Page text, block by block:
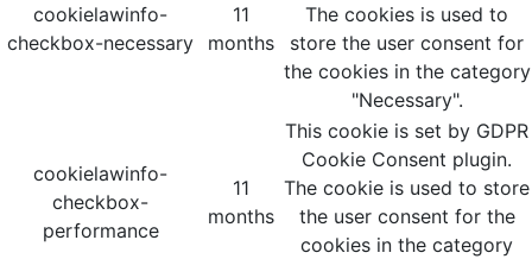
cookielawinfo-
checkbox-necessary
11
months
The cookies is used to
store the user consent for
the cookies in the category
"Necessary".
cookielawinfo-
checkbox-
performance
11
months
This cookie is set by GDPR
Cookie Consent plugin.
The cookie is used to store
the user consent for the
cookies in the category